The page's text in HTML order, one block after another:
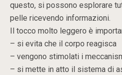
questo, si possono esplorare
pelle ricevendo informazioni.
Il tocco molto leggero è
– si evita che il corpo reagisca
– vengono stimolati i
– si mette in atto il sistema di